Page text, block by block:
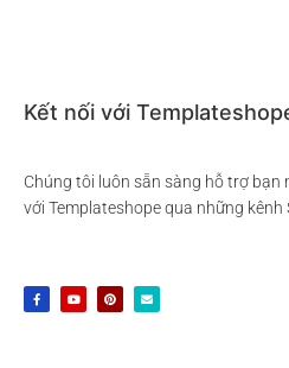
Kết nối với
Chúng tôi luôn sẵn sàng hỗ trợ bạn
với Templateshope qua những kênh